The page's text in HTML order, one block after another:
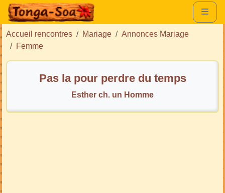
Accueil rencontres Mariage
Annonces Mariage
Femme
Pas la pour perdre du temps
Esther ch. un Homme